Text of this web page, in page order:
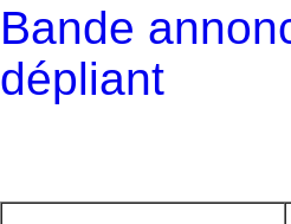
Bande
dépliant